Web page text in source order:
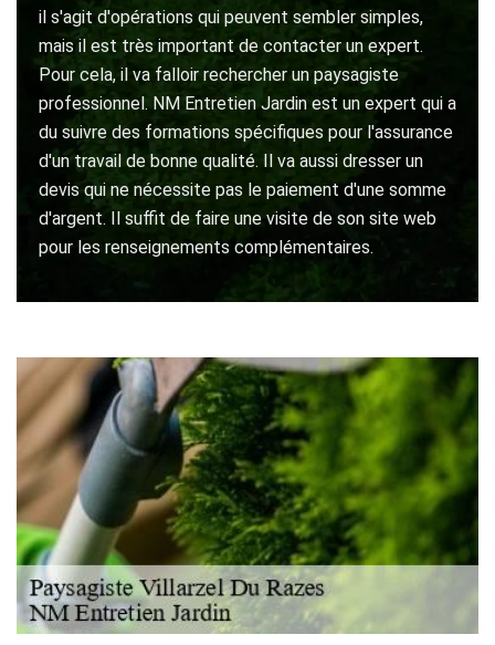
il s'agit d'opérations qui peuvent sembler simples,
mais il est très important de contacter un expert.
Pour cela, il va falloir rechercher un paysagiste
professionnel. NM Entretien Jardin est un expert qui a
du suivre des formations spécifiques pour l'assurance
d'un travail de bonne qualité. Il va aussi dresser un
devis qui ne nécessite pas le paiement d'une somme
d'argent. Il suffit de faire une visite de son site web
pour les renseignements complémentaires.